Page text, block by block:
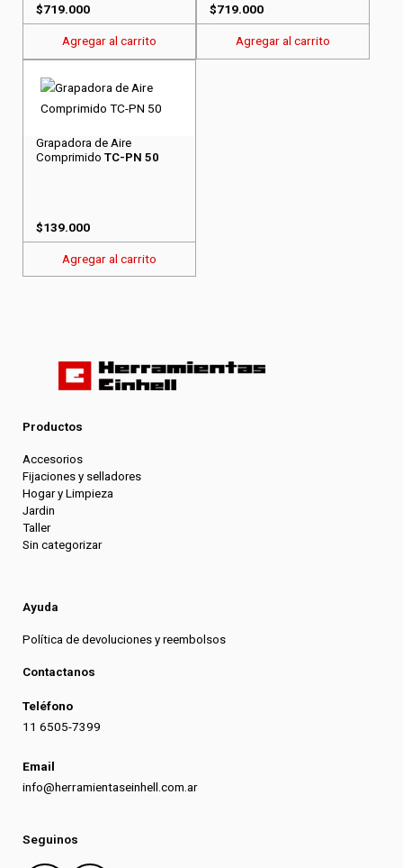
$719.000
Agregar al carrito
$719.000
Agregar al carrito
Grapadora de Aire
Comprimido TC-PN 50
$139.000
Agregar al carrito
Productos
Accesorios
Fijaciones y selladores
Hogar y Limpieza
Jardin
Taller
Sin categorizar
Ayuda
Política de devoluciones y reembolsos
Contactanos
Teléfono
11 6505-7399
Email
info@herramientaseinhell.com.ar
Seguinos